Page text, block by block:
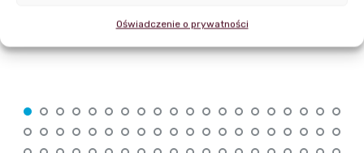
Oświadczenie o prywatności
Mec. Marta Stanisławska